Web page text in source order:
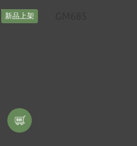
新品上架